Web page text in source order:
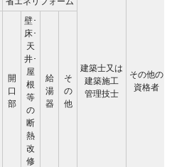
建築士又は
建築施工
管理技士
その他の
資格者
開
口
部
壁･
床･
天
井･
屋
根
等
の
断
熱
改
修
給
湯
器
そ
の
他